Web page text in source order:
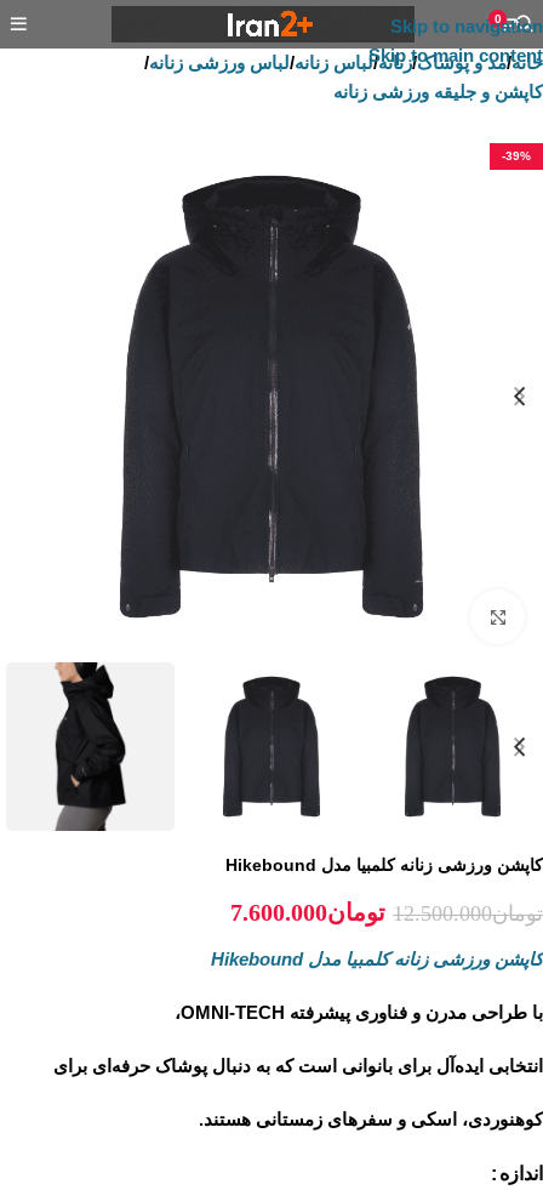
Skip to navigation
Skip to main content
0
خانه/مد و پوشاک/زنانه/لباس زنانه/لباس ورزشی زنانه/
کاپشن و جلیقه ورزشی زنانه
-39%
برای بزرگنمایی کلیک کنید
کاپشن ورزشی زنانه کلمبیا مدل Hikebound
تومان12.500.000 تومان7.600.000
کاپشن ورزشی زنانه کلمبیا مدل Hikebound
با طراحی مدرن و فناوری پیشرفته OMNI-TECH،
انتخابی ایده‌آل برای بانوانی است که به دنبال پوشاک حرفه‌ای برای
کوهنوردی، اسکی و سفرهای زمستانی هستند.
اندازه